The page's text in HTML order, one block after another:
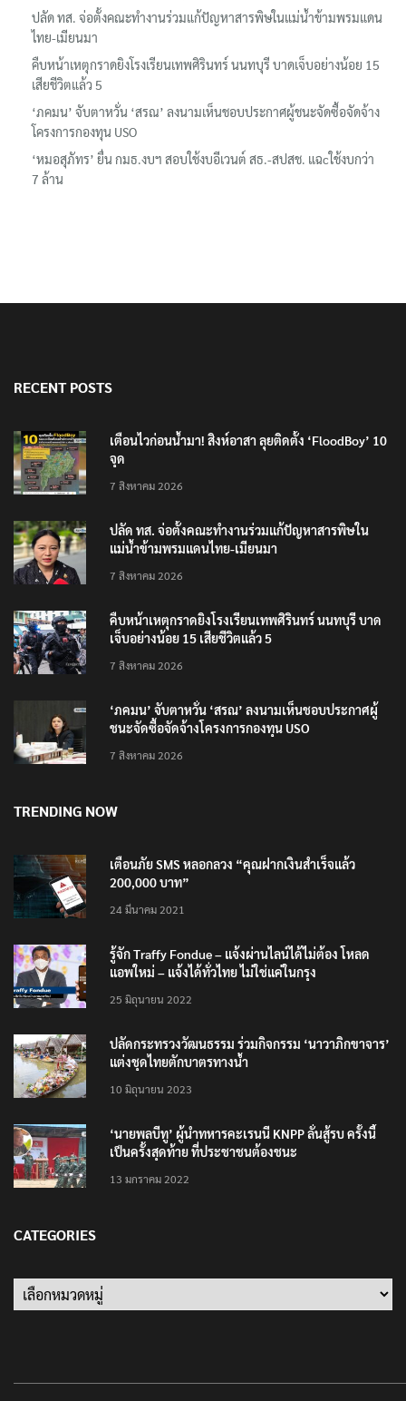
ปลัด ทส. จ่อตั้งคณะทำงานร่วมแก้ปัญหาสารพิษในแม่น้ำข้ามพรมแดน
ไทย-เมียนมา
คืบหน้าเหตุกราดยิงโรงเรียนเทพศิรินทร์ นนทบุรี บาดเจ็บอย่างน้อย 15
เสียชีวิตแล้ว 5
‘ภคมน’ จับตาหวั่น ‘สรณ’ ลงนามเห็นชอบประกาศผู้ชนะจัดซื้อจัดจ้าง
โครงการกองทุน USO
‘หมอสุภัทร’ ยื่น กมธ.งบฯ สอบใช้งบอีเวนต์ สธ.-สปสช. แฉcใช้งบกว่า
7 ล้าน
RECENT POSTS
เตือนไวก่อนน้ำมา! สิงห์อาสา ลุยติดตั้ง ‘FloodBoy’ 10
จุด
7 สิงหาคม 2026
ปลัด ทส. จ่อตั้งคณะทำงานร่วมแก้ปัญหาสารพิษใน
แม่น้ำข้ามพรมแดนไทย-เมียนมา
7 สิงหาคม 2026
คืบหน้าเหตุกราดยิงโรงเรียนเทพศิรินทร์ นนทบุรี บาด
เจ็บอย่างน้อย 15 เสียชีวิตแล้ว 5
7 สิงหาคม 2026
‘ภคมน’ จับตาหวั่น ‘สรณ’ ลงนามเห็นชอบประกาศผู้
ชนะจัดซื้อจัดจ้างโครงการกองทุน USO
7 สิงหาคม 2026
TRENDING NOW
เตือนภัย SMS หลอกลวง “คุณฝากเงินสำเร็จแล้ว
200,000 บาท”
24 มีนาคม 2021
รู้จัก Traffy Fondue – แจ้งผ่านไลน์ได้ไม่ต้อง โหลด
แอพใหม่ – แจ้งได้ทั่วไทย ไม่ใช่แค่ในกรุง
25 มิถุนายน 2022
ปลัดกระทรวงวัฒนธรรม ร่วมกิจกรรม ‘นาวาภิกขาจาร’
แต่งชุดไทยตักบาตรทางน้ำ
10 มิถุนายน 2023
‘นายพลบีทู’ ผู้นำทหารคะเรนนี KNPP ลั่นสู้รบ ครั้งนี้
เป็นครั้งสุดท้าย ที่ประชาชนต้องชนะ
13 มกราคม 2022
CATEGORIES
Categories